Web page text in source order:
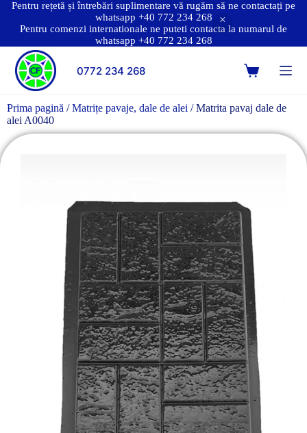
Pentru rețetă și întrebări suplimentare vă rugăm să ne contactați pe
whatsapp +40 772 234 268
Pentru comenzi internationale ne puteti contacta la numarul de
whatsapp +40 772 234 268
0772 234 268
Prima pagină /Matrițe pavaje, dale de alei / Matrita pavaj dale de
alei A0040